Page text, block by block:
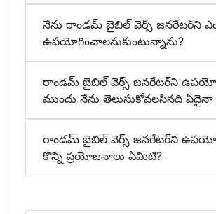
నేను రాండమ్ బైబిల్ వెర్స్ జనరేటర్‌ని
ఉపయోగించాలనుకుంటున్నాను?
రాండమ్ బైబిల్ వెర్స్ జనరేటర్‌ని
ముందు నేను తెలుసుకోవలసినది
రాండమ్ బైబిల్ వెర్స్ జనరేటర్‌ని
కొన్ని ప్రయోజనాలు ఏమిటి?